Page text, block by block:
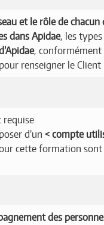
et le rôle de chacun
dans Apidae, les
, conformément
renseigner le Client
requise
d’un
compte
cette formation sont
des